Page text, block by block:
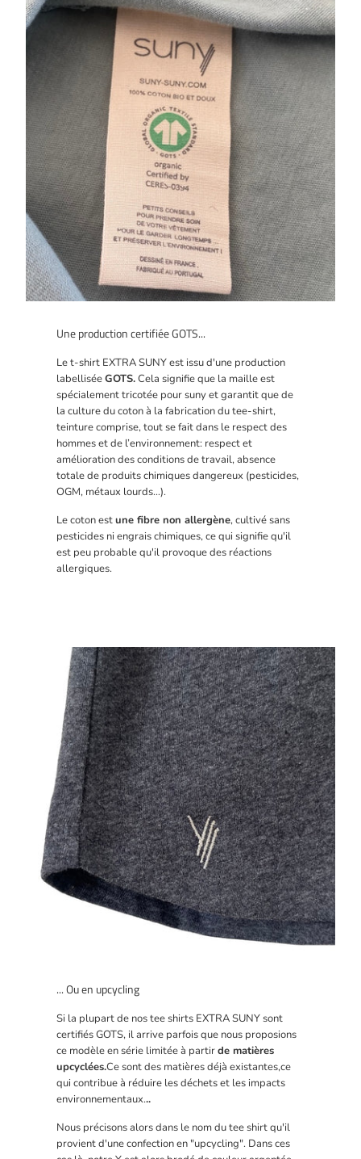
Une production certifiée GOTS...
Le t-shirt EXTRA SUNY est issu d'une production
labelliséeGOTS.Cela signifie que la maille est
spécialement tricotée pour suny et garantit que de
la culture du coton à la fabrication du tee-shirt,
teinture comprise, tout se fait dans le respect des
hommes et de l’environnement: respect et
amélioration des conditions de travail, absence
totale de produits chimiques dangereux (pesticides,
OGM, métaux lourds…).
Le coton estune fibre non allergène, cultivé sans
pesticides ni engrais chimiques, ce qui signifie qu'il
est peu probable qu'il provoque des réactions
allergiques.
... Ou en upcycling
Si la plupart de nos tee shirts EXTRA SUNY sont
certifiés GOTS, il arrive parfois que nous proposions
ce modèle en série limitée à partirde matières
upcyclées.Ce sont des matières déjà existantes,ce
qui contribue à réduire les déchets et les impacts
environnementaux...
Nous précisons alors dans le nom du tee shirt qu'il
provient d'une confection en "upcycling". Dans ces